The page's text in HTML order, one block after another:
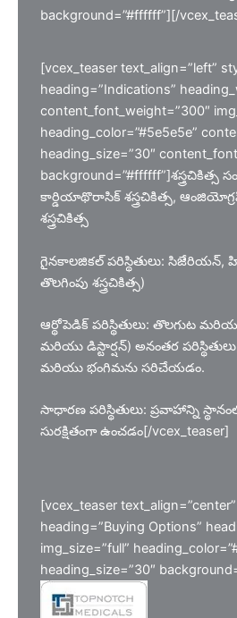
background=”#ffffff”][/
[vcex_teaser text_align=”left”
heading=”Indications”
content_font_weight=”300″
heading_color=”#5e5e5e”
heading_size=”30″
background=”#ffffff”]శస్త్రచికిత్స
కార్డియాథొరాసిక్ శస్త్రచికిత్స,
శస్త్రచికిత్స
గైనకాలజికల్ పరిస్థితులు: సిజేరియన్,
తొలగింపు శస్త్రచికిత్స)
ఆర్థోపెడిక్ పరిస్థితులు: తొలగుట
మరియు డిస్టార్షన్) అనంతర
మరియు భంగిమను సరిచేయడం.
సాధారణ పరిస్థితులు: ప్రవాహాన్ని
సురక్షితంగా ఉంచడం[/vcex_teaser]
[vcex_teaser
heading=”Buying Options”
img_size=”full”
heading_size=”30″